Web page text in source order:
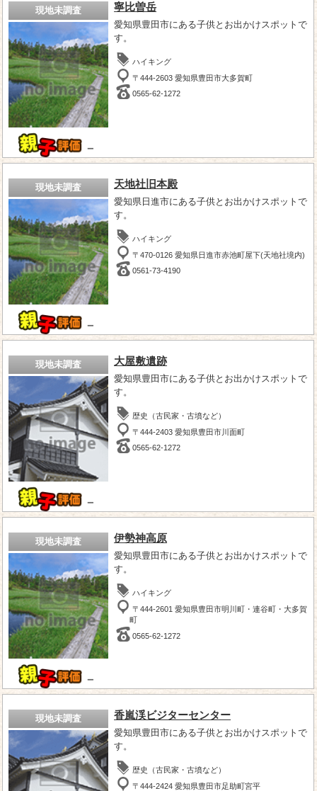
現地未調査
－
寧比曽岳
愛知県豊田市にある子供とお出かけスポットで
す。
ハイキング
〒444-2603 愛知県豊田市大多賀町
0565-62-1272
現地未調査
－
天地社旧本殿
愛知県日進市にある子供とお出かけスポットで
す。
ハイキング
〒470-0126 愛知県日進市赤池町屋下(天地社境内)
0561-73-4190
現地未調査
－
大屋敷遺跡
愛知県豊田市にある子供とお出かけスポットで
す。
歴史（古民家・古墳など）
〒444-2403 愛知県豊田市川面町
0565-62-1272
現地未調査
－
伊勢神高原
愛知県豊田市にある子供とお出かけスポットで
す。
ハイキング
〒444-2601 愛知県豊田市明川町・連谷町・大多賀
町
0565-62-1272
現地未調査 香嵐渓ビジターセンター
愛知県豊田市にある子供とお出かけスポットで
す。
歴史（古民家・古墳など）
〒444-2424 愛知県豊田市足助町宮平